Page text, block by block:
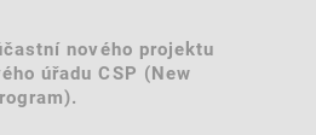
nového projektu
úřadu CSP (New